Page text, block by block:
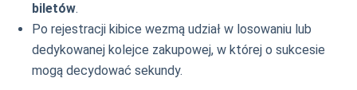
biletów.
Po rejestracji kibice wezmą udział w losowaniu lub
dedykowanej kolejce zakupowej, w której o sukcesie
mogą decydować sekundy.